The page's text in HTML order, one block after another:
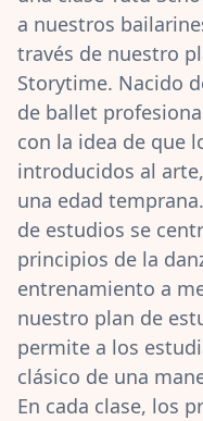
a nuestros
través de nuestro
Storytime. Nacido
de ballet
con la idea de que
introducidos al
una edad
de estudios se
principios de la
entrenamiento a
nuestro plan de
permite a los
clásico de una
En cada clase, los